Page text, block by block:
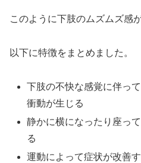
このように下肢のムズムズ感
以下に特徴をまとめました。
下肢の不快な感覚に伴っ
衝動が生じる
静かに横になったり座っ
る
運動によって症状が改善